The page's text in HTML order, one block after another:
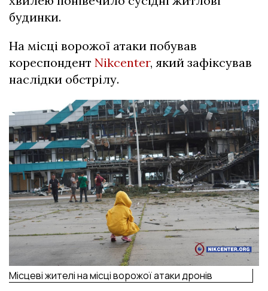
будинки.
На місці ворожої атаки побував
кореспондент Nikcenter, який зафіксував
наслідки обстрілу.
Місцеві жителі на місці ворожої атаки дронів